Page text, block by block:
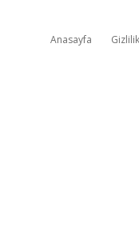
Anasayfa